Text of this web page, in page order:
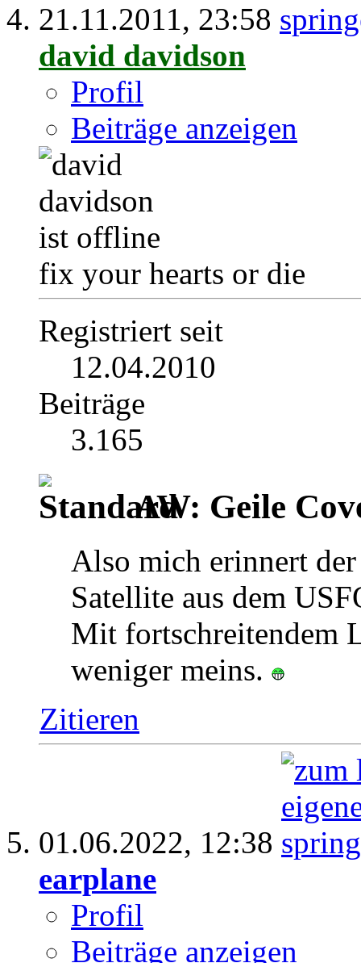
21.11.2011, 23:58
david davidson
Profil
Beiträge anzeigen
fix your hearts or die
Registriert seit
12.04.2010
Beiträge
3.165
AW: Geile
Also mich erinnert
Satellite aus dem
Mit fortschreitendem
weniger meins.
Zitieren
01.06.2022, 12:38
earplane
Profil
Beiträge anzeigen